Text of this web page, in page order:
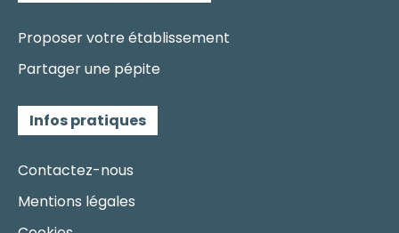
Proposer votre établissement
Partager une pépite
Infos pratiques
Contactez-nous
Mentions légales